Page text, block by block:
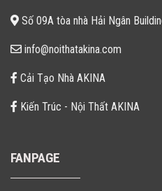
Số 09A tòa nhà Hải Ngân
info@noithatakina.com
Cải Tạo Nhà AKINA
Kiến Trúc - Nội Thất AKINA
FANPAGE